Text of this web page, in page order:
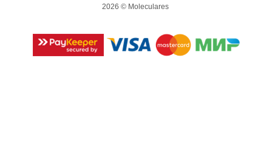
2026 © Moleculares